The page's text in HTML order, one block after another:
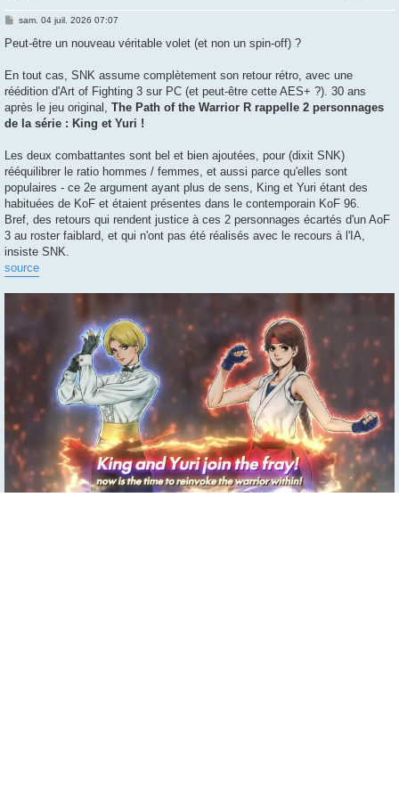
M
s
g
sam. 04 juil. 2026 07:07
Peut-être un nouveau véritable volet (et non un spin-off) ?
En tout cas, SNK assume complètement son retour rétro, avec une
réédition d'Art of Fighting 3 sur PC (et peut-être cette AES+ ?). 30 ans
après le jeu original, The Path of the Warrior R rappelle 2 personnages
de la série : King et Yuri !
Les deux combattantes sont bel et bien ajoutées, pour (dixit SNK)
rééquilibrer le ratio hommes / femmes, et aussi parce qu'elles sont
populaires - ce 2e argument ayant plus de sens, King et Yuri étant des
habituées de KoF et étaient présentes dans le contemporain KoF 96.
Bref, des retours qui rendent justice à ces 2 personnages écartés d'un AoF
3 au roster faiblard, et qui n'ont pas été réalisés avec le recours à l'IA,
insiste SNK.
source